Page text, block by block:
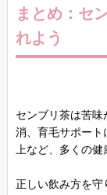
まとめ：セ
れよう
センブリ茶は苦
消、育毛サポート
上など、多くの健
正しい飲み方を